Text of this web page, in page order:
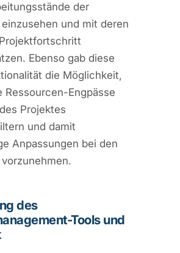
der
und mit deren
Ebenso gab diese
die Möglichkeit,
Ressourcen-Engpässe
Projektes
und damit
Anpassungen bei den
des
Tools und